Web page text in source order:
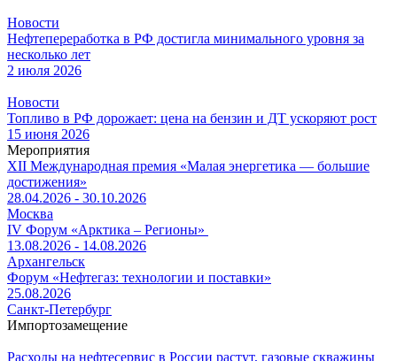
Новости
Нефтепереработка в РФ достигла минимального уровня за
несколько лет
2 июля 2026
Новости
Топливо в РФ дорожает: цена на бензин и ДТ ускоряют рост
15 июня 2026
Мероприятия
XII Международная премия «Малая энергетика — большие
достижения»
28.04.2026 - 30.10.2026
Москва
IV Форум «Арктика – Регионы»
13.08.2026 - 14.08.2026
Архангельск
Форум «Нефтегаз: технологии и поставки»
25.08.2026
Санкт-Петербург
Импортозамещение
Расходы на нефтесервис в России растут, газовые скважины